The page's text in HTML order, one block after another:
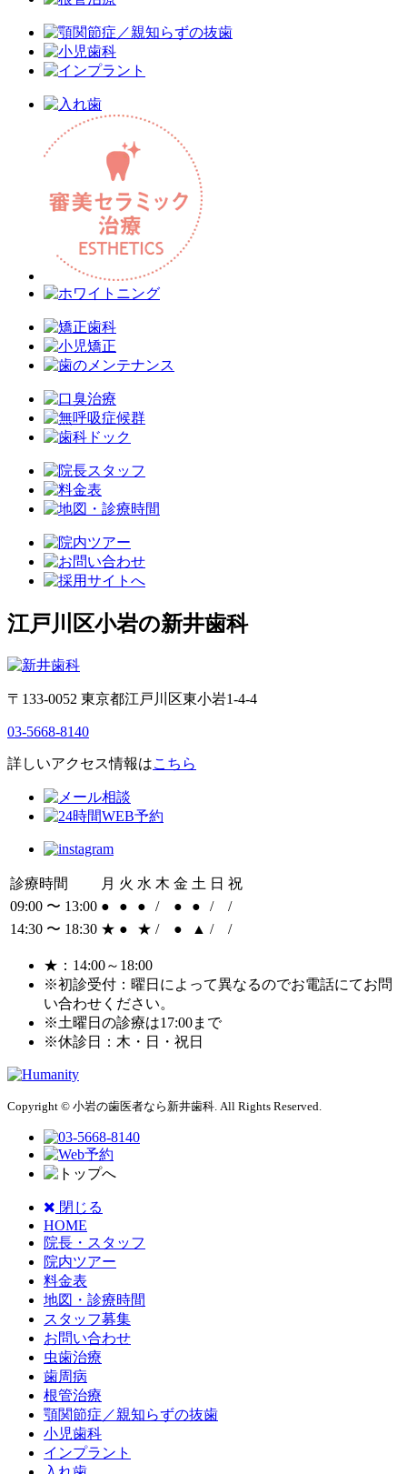
江戸川区小岩の新井歯科
〒133-0052 東京都江戸川区東小岩1-4-4
03-5668-8140
詳しいアクセス情報はこちら
診療時間 月 火 水 木 金 土 日 祝
09:00 〜 13:00 ● ● ● / ● ● /
/
14:30 〜 18:30 ★ ● ★ / ● ▲ / /
★：14:00～18:00
※初診受付：曜日によって異なるのでお電話にてお問
い合わせください。
※土曜日の診療は17:00まで
※休診日：木・日・祝日
Copyright © 小岩の歯医者なら新井歯科. All Rights Reserved.
閉じる
HOME
院長・スタッフ
院内ツアー
料金表
地図・診療時間
スタッフ募集
お問い合わせ
虫歯治療
歯周病
根管治療
顎関節症／親知らずの抜歯
小児歯科
インプラント